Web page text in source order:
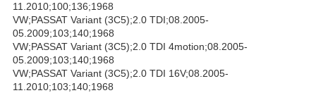
11.2010;100;136;1968
VW;PASSAT Variant (3C5);2.0 TDI;08.2005-
05.2009;103;140;1968
VW;PASSAT Variant (3C5);2.0 TDI 4motion;08.2005-
05.2009;103;140;1968
VW;PASSAT Variant (3C5);2.0 TDI 16V;08.2005-
11.2010;103;140;1968